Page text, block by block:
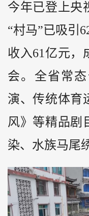
今年已登上央
“村马”已吸引
收入61亿元，
会。全省常
演、传统体育
风》等精品剧
染、水族马尾